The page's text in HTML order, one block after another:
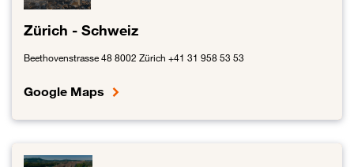
Zürich - Schweiz
Beethovenstrasse 48 8002 Zürich +41 31 958 53 53
Google Maps